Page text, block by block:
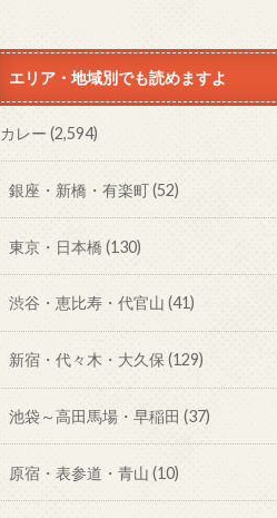
エリア・地域別でも読めますよ
カレー(2,594)
銀座・新橋・有楽町(52)
東京・日本橋 (130)
渋谷・恵比寿・代官山 (41)
新宿・代々木・大久保 (129)
池袋～高田馬場・早稲田 (37)
原宿・表参道・青山 (10)